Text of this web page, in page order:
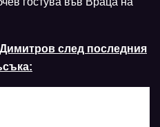
след последния